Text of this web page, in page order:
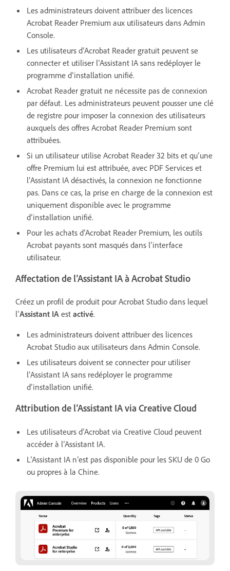
Les administrateurs doivent attribuer des licences
Acrobat Reader Premium aux utilisateurs dans Admin
Console.
Les utilisateurs d’Acrobat Reader gratuit peuvent se
connecter et utiliser l’Assistant IA sans redéployer le
programme d’installation unifié.
Acrobat Reader gratuit ne nécessite pas de connexion
par défaut. Les administrateurs peuvent pousser une clé
de registre pour imposer la connexion des utilisateurs
auxquels des offres Acrobat Reader Premium sont
attribuées.
Si un utilisateur utilise Acrobat Reader 32 bits et qu’une
offre Premium lui est attribuée, avec PDF Services et
l’Assistant IA désactivés, la connexion ne fonctionne
pas. Dans ce cas, la prise en charge de la connexion est
uniquement disponible avec le programme
d’installation unifié.
Pour les achats d’Acrobat Reader Premium, les outils
Acrobat payants sont masqués dans l’interface
utilisateur.
Affectation de l’Assistant IA à Acrobat Studio
Créez un profil de produit pour Acrobat Studio dans lequel
l’Assistant IA est activé.
Les administrateurs doivent attribuer des licences
Acrobat Studio aux utilisateurs dans Admin Console.
Les utilisateurs doivent se connecter pour utiliser
l’Assistant IA sans redéployer le programme
d’installation unifié.
Attribution de l’Assistant IA via Creative Cloud
Les utilisateurs d’Acrobat via Creative Cloud peuvent
accéder à l’Assistant IA.
L’Assistant IA n’est pas disponible pour les SKU de 0 Go
ou propres à la Chine.